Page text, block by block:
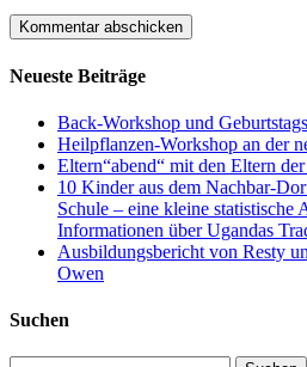
Neueste Beiträge
Back-Workshop und
Heilpflanzen-Workshop an der
Eltern“abend“ mit den Eltern
10 Kinder aus dem Nachbar-
Schule – eine kleine statistische
Informationen über Ugandas
Ausbildungsbericht von Resty
Owen
Suchen